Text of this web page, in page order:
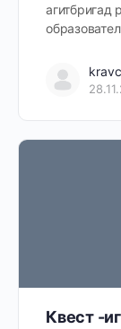
агитбригад
Квест -